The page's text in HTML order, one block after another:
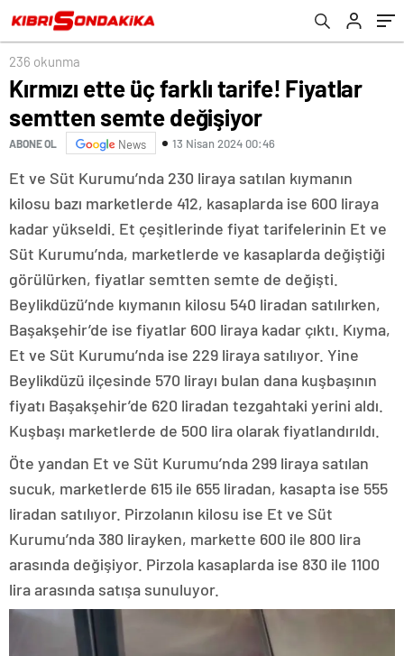
236 okunma
Kırmızı ette üç farklı tarife! Fiyatlar
semtten semte değişiyor
ABONE OL News 13 Nisan 2024 00:46
Et ve Süt Kurumu’nda 230 liraya satılan kıymanın
kilosu bazı marketlerde 412, kasaplarda ise 600 liraya
kadar yükseldi. Et çeşitlerinde fiyat tarifelerinin Et ve
Süt Kurumu’nda, marketlerde ve kasaplarda değiştiği
görülürken, fiyatlar semtten semte de değişti.
Beylikdüzü’nde kıymanın kilosu 540 liradan satılırken,
Başakşehir’de ise fiyatlar 600 liraya kadar çıktı. Kıyma,
Et ve Süt Kurumu’nda ise 229 liraya satılıyor. Yine
Beylikdüzü ilçesinde 570 lirayı bulan dana kuşbaşının
fiyatı Başakşehir’de 620 liradan tezgahtaki yerini aldı.
Kuşbaşı marketlerde de 500 lira olarak fiyatlandırıldı.
Öte yandan Et ve Süt Kurumu’nda 299 liraya satılan
sucuk, marketlerde 615 ile 655 liradan, kasapta ise 555
liradan satılıyor. Pirzolanın kilosu ise Et ve Süt
Kurumu’nda 380 lirayken, markette 600 ile 800 lira
arasında değişiyor. Pirzola kasaplarda ise 830 ile 1100
lira arasında satışa sunuluyor.